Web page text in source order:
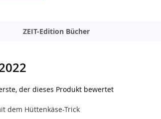
ZEIT-Edition Bücher
der dieses Produkt bewertet
dem Hüttenkäse-Trick